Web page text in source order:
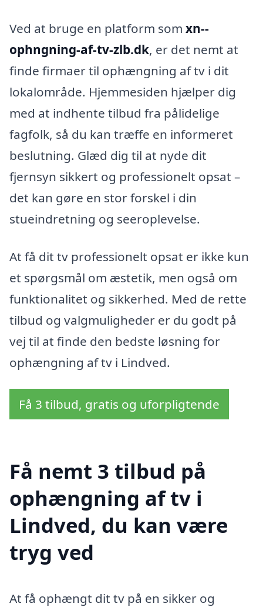
Ved at bruge en platform som xn--
ophngning-af-tv-zlb.dk, er det nemt at
finde firmaer til ophængning af tv i dit
lokalområde. Hjemmesiden hjælper dig
med at indhente tilbud fra pålidelige
fagfolk, så du kan træffe en informeret
beslutning. Glæd dig til at nyde dit
fjernsyn sikkert og professionelt opsat –
det kan gøre en stor forskel i din
stueindretning og seeroplevelse.
At få dit tv professionelt opsat er ikke kun
et spørgsmål om æstetik, men også om
funktionalitet og sikkerhed. Med de rette
tilbud og valgmuligheder er du godt på
vej til at finde den bedste løsning for
ophængning af tv i Lindved.
Få 3 tilbud, gratis og uforpligtende
Få nemt 3 tilbud på
ophængning af tv i
Lindved, du kan være
tryg ved
At få ophængt dit tv på en sikker og